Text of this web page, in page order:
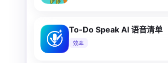
To-Do Speak AI 语音清单
效率